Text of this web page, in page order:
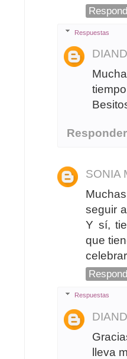
Respuestas
Responder
SONIA
seguir
Y sí,
que
Respuestas
lleva